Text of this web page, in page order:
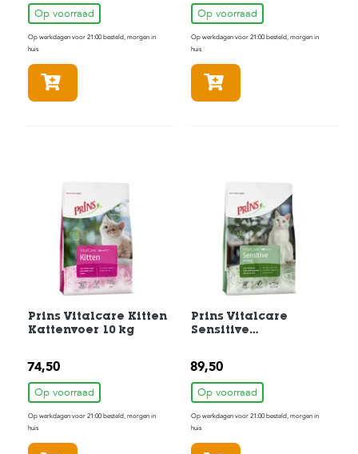
Op voorraad
Op werkdagen voor 21:00 besteld, morgen in
huis
Op voorraad
Op werkdagen voor 21:00 besteld, morgen in
huis
Prins Vitalcare Kitten
Kattenvoer 10 kg
74,50
Op voorraad
Op werkdagen voor 21:00 besteld, morgen in
huis
Prins Vitalcare
Sensitive
89,50
Op voorraad
Op werkdagen voor 21:00 besteld, morgen in
huis